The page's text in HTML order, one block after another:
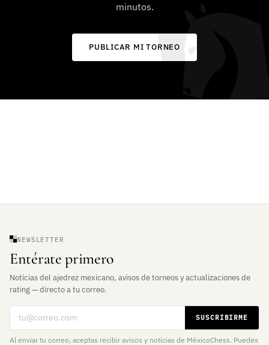
minutos.
PUBLICAR MI TORNEO
NEWSLETTER
Entérate primero
Noticias del ajedrez mexicano, avisos de torneos y actualizaciones de
rating — directo a tu correo.
SUSCRIBIRME
Al enviar tu correo, aceptas recibir avisos y noticias de MéxicoChess. Puedes